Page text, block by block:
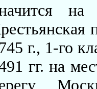
г., 1-го
гг. на